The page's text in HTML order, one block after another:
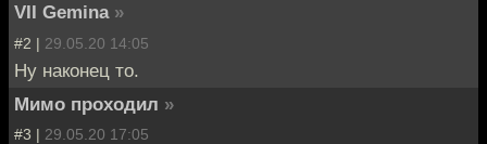
VII Gemina »
#2 | 29.05.20 14:05
Ну наконец то.
Мимо проходил »
#3 | 29.05.20 17:05